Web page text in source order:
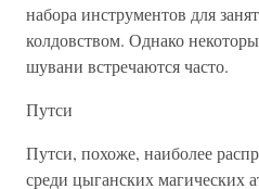
набора инструментов для
колдовством. Однако
шувани встречаются часто.
Путси
Путси, похоже, наиболее
среди цыганских магических